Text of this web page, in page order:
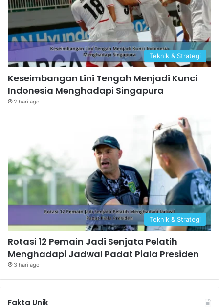
Teknik & Strategi
Keseimbangan Lini Tengah Menjadi Kunci
Indonesia Menghadapi Singapura
2 hari ago
Teknik & Strategi
Rotasi 12 Pemain Jadi Senjata Pelatih
Menghadapi Jadwal Padat Piala Presiden
3 hari ago
Fakta Unik